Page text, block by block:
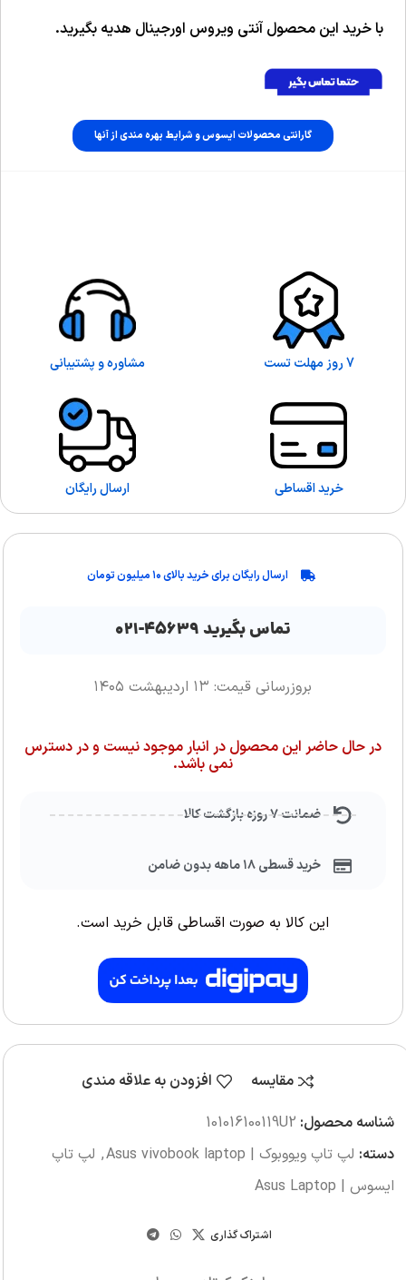
با خرید این محصول آنتی ویروس اورجینال هدیه بگیرید.
گارانتی محصولات ایسوس و شرایط بهره مندی از آنها
7 روز مهلت تست مشاوره و پشتیبانی
خرید اقساطی ارسال رایگان
ارسال رایگان برای خرید بالای ۱۰ میلیون تومان
تماس بگیرید ۴۵۶۳۹-۰۲۱
بروزرسانی قیمت: ۱۳ اردیبهشت ۱۴۰۵
در حال حاضر این محصول در انبار موجود نیست و در دسترس
نمی باشد.
ضمانت ۷ روزه بازگشت کالا
خرید قسطی ۱۸ ماهه بدون ضامن
این کالا به صورت اقساطی قابل خرید است.
مقایسه
افزودن به علاقه مندی
شناسه محصول: ‎101016100119U2
دسته: لپ تاپ ویووبوک | Asus vivobook laptop , لپ تاپ
ایسوس | Asus Laptop
اشتراک گذاری